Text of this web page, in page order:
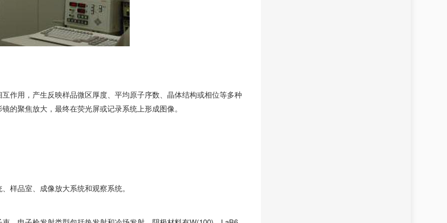
作用，产生反映样品微区厚度、平均原子序数、晶体结构或相位等多种
的聚焦放大，最终在荧光屏或记录系统上形成图像。
样品室、成像放大系统和观察系统。